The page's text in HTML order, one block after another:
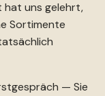
hat uns gelehrt,
Sortimente
— Sie